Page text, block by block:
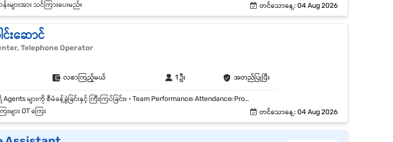
ျားအား သင်ကြားပေးမည်။ တင်သောနေ့: 04 Aug 2026
းဆောင်
Telephone Operator
လစာကြည့်မယ် 1 ဦး အတည်ပြုပြီး
• Contact Center Project များရှိ Agents များကို စီမံခန့်ခွဲခြင်းနှင့် ကြီးကြပ်ခြင်း။ • Team Performance၊ Attendance၊ Productivity နှင့် Service Quality တို့ကို စောင့်ကြည့်၍ တိုးတက်အောင် ဆောင်ရွက်ခြင်း။ • Agents များအား Coaching၊ Training နှင့် Performance Improvement Plan များ ဆောင်ရွက်ပေးခြင်း။ • Customer Escalation နှင့် အရေးကြီးသော Complaint များကို အချိန်မီ ကိုင်တွယ်ဖြေရှင်းခြင်း။ • Daily / Weekly Operational Reports များ ပြုစု၍ လုပ်ငန်းစွမ်းဆောင်ရည်ကို ခွဲခြမ်းစိတ်ဖြာခြင်း။ • Customers၊ Vendors နှင့် Internal Teams များနှင့် ညှိနှိုင်းပူးပေါင်းဆောင်ရွက်ခြင်း။ • SOPs၊ Project Requirements နှင့် Company Policies များကို လိုက်နာဆောင်ရွက်စေခြင်း။
များ OT ကြေး တင်သောနေ့: 04 Aug 2026